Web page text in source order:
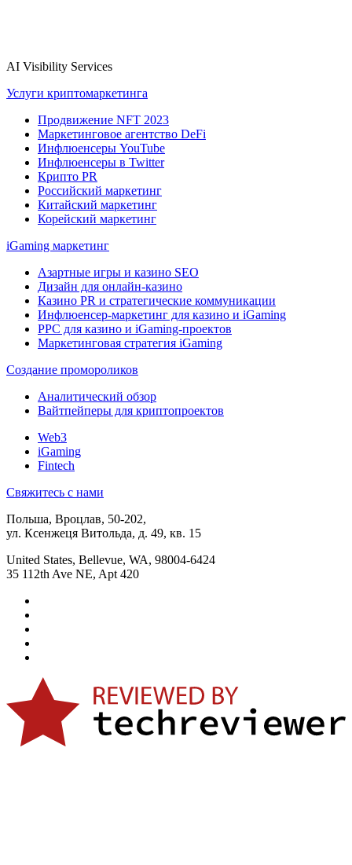
AI Visibility Services
Услуги криптомаркетинга
Продвижение NFT 2023
Маркетинговое агентство DeFi
Инфлюенсеры YouTube
Инфлюенсеры в Twitter
Крипто PR
Российский маркетинг
Китайский маркетинг
Корейский маркетинг
iGaming маркетинг
Азартные игры и казино SEO
Дизайн для онлайн-казино
Казино PR и стратегические коммуникации
Инфлюенсер-маркетинг для казино и iGaming
PPC для казино и iGaming-проектов
Маркетинговая стратегия iGaming
Создание промороликов
Аналитический обзор
Вайтпейперы для криптопроектов
Web3
iGaming
Fintech
Свяжитесь с нами
Польша, Вроцлав, 50-202,
ул. Ксенжеця Витольда, д. 49, кв. 15
United States, Bellevue, WA, 98004-6424
35 112th Ave NE, Apt 420